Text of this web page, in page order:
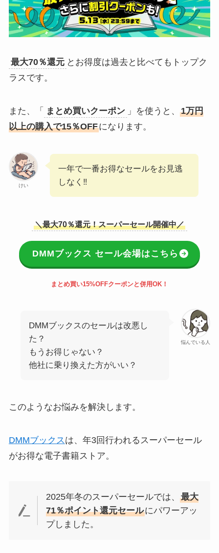
最大70％還元 とお得度は過去と比べてもトップク
ラスです。
また、「 まとめ買いクーポン 」を使うと、 1万円
以上の購入で15％OFFになります。
けい
一年で一番お得なセールをお見逃
しなく‼
＼最大70％還元！スーパーセール開催中／
DMMブックス セール会場はこちら
まとめ買い15%OFFクーポンと併用OK！
悩んでいる人
DMMブックスのセールは改悪し
た？
もうお得じゃない？
他社に乗り換えた方がいい？
このようなお悩みを解決します。
DMMブックスは、年3回行われるスーパーセール
がお得な電子書籍ストア。
2025年冬のスーパーセールでは、最大
71％ポイント還元セールにパワーアッ
プしました。